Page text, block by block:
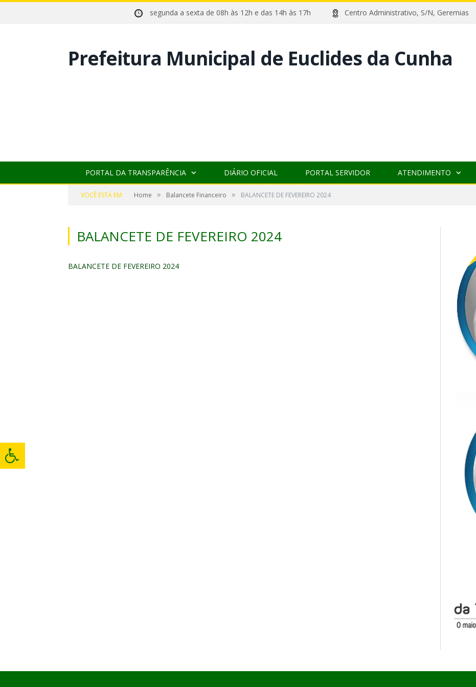
segunda a sexta de 08h às 12h e das 14h às 17h Centro Administrativo, S/N,
Prefeitura Municipal de Euclides da Cunha
PORTAL DA TRANSPARÊNCIA DIÁRIO OFICIAL PORTAL SERVIDOR ATENDIMENTO
VOCÊ ESTÁ EM: Home » Balancete Financeiro » BALANCETE DE FEVEREIRO 2024
BALANCETE DE FEVEREIRO 2024
BALANCETE DE FEVEREIRO 2024